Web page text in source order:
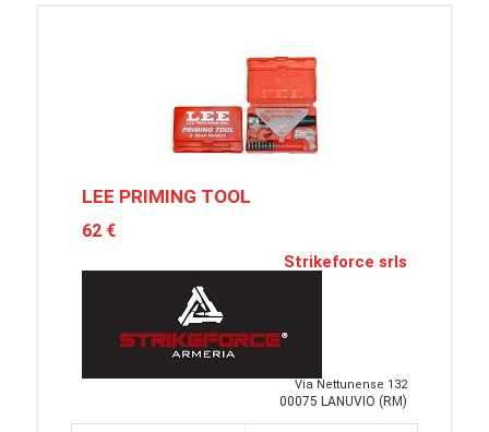
LEE PRIMING TOOL
62 €
Strikeforce srls
Via Nettunense 132
00075 LANUVIO (RM)